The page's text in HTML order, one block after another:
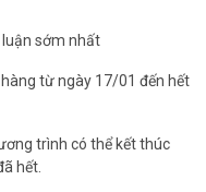
sớm nhất
từ ngày 17/01 đến hết
trình có thể kết thúc
hết.